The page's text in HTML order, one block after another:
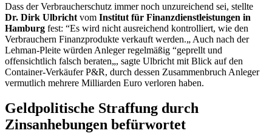
Dass der Verbraucherschutz immer noch unzureichend sei, stellte
Dr. Dirk Ulbricht vom Institut für Finanzdienstleistungen in
Hamburg fest: “Es wird nicht ausreichend kontrolliert, wie den
Verbrauchern Finanzprodukte verkauft werden.„ Auch nach der
Lehman-Pleite würden Anleger regelmäßig “geprellt und
offensichtlich falsch beraten„, sagte Ulbricht mit Blick auf den
Container-Verkäufer P&R, durch dessen Zusammenbruch Anleger
vermutlich mehrere Milliarden Euro verloren haben.
Geldpolitische Straffung durch
Zinsanhebungen befürwortet